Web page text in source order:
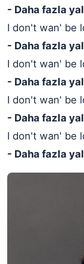
- Daha fazla
I don't wan' be
- Daha fazla
I don't wan' be
- Daha fazla
I don't wan' be
- Daha fazla
I don't wan' be
- Daha fazla